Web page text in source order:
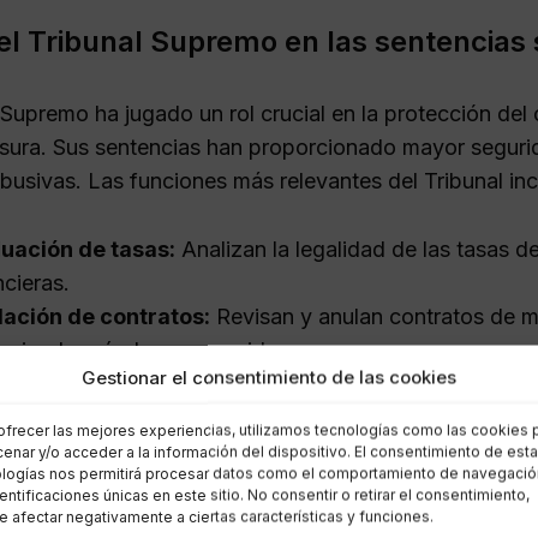
Gestionar el consentimiento de las cookies
las mejores experiencias, utilizamos tecnologías como las cookies
y/o acceder a la información del dispositivo. El consentimiento de
nos permitirá procesar datos como el comportamiento de
únicas en este sitio. No consentir o retirar el consentimiento,
afectar negativamente a ciertas características y funciones.
Tribunal Supremo en las sentencias
ha jugado un rol crucial en la protección
Sus sentencias han proporcionado mayor
Las funciones más relevantes del Tribunal
de tasas: Analizan la legalidad de las tasas
de contratos: Revisan y anulan contratos de
así a los consumidores.
claros:Ofrecen pautas sobre qué constituye
por parte de los prestatarios.
y su modelo de negocio